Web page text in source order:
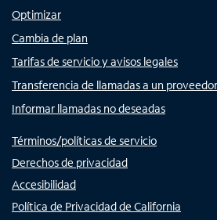
Optimizar
Cambia de plan
Tarifas de servicio y avisos legales
Transferencia de llamadas a un
Informar llamadas no deseadas
Términos/políticas de servicio
Derechos de privacidad
Accesibilidad
Política de Privacidad de California